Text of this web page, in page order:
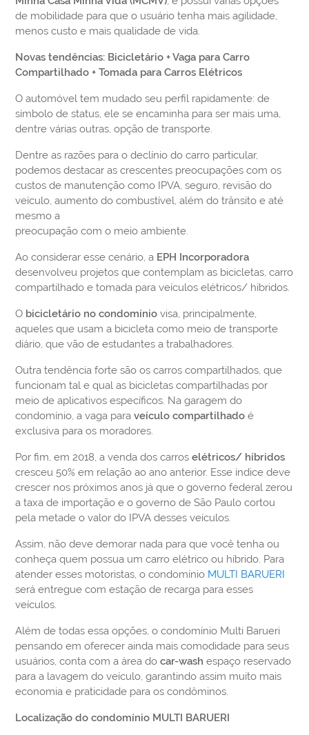
de mobilidade para que o usuário tenha mais agilidade,
menos custo e mais qualidade de vida.
Novas tendências: Bicicletário + Vaga para Carro
Compartilhado + Tomada para Carros Elétricos
O automóvel tem mudado seu perfil rapidamente: de
símbolo de status, ele se encaminha para ser mais uma,
dentre várias outras, opção de transporte.
Dentre as razões para o declínio do carro particular,
podemos destacar as crescentes preocupações com os
custos de manutenção como IPVA, seguro, revisão do
veículo, aumento do combustível, além do trânsito e até
mesmo a
preocupação com o meio ambiente.
Ao considerar esse cenário, a EPH Incorporadora
desenvolveu projetos que contemplam as bicicletas, carro
compartilhado e tomada para veículos elétricos/ híbridos.
O bicicletário no condomínio visa, principalmente,
aqueles que usam a bicicleta como meio de transporte
diário, que vão de estudantes a trabalhadores.
Outra tendência forte são os carros compartilhados, que
funcionam tal e qual as bicicletas compartilhadas por
meio de aplicativos específicos. Na garagem do
condomínio, a vaga paraveículo compartilhado é
exclusiva para os moradores.
Por fim, em 2018, a venda dos carroselétricos/ híbridos
cresceu 50% em relação ao ano anterior. Esse índice deve
crescer nos próximos anos já que o governo federal zerou
a taxa de importação e o governo de São Paulo cortou
pela metade o valor do IPVA desses veículos.
Assim, não deve demorar nada para que você tenha ou
conheça quem possua um carro elétrico ou híbrido. Para
atender esses motoristas, o condomínio MULTI BARUERI
será entregue com estação de recarga para esses
veículos.
Além de todas essa opções, o condomínio Multi Barueri
pensando em oferecer ainda mais comodidade para seus
usuários, conta com a área docar-washespaço reservado
para a lavagem do veículo, garantindo assim muito mais
economia e praticidade para os condôminos.
Localização do condomínio MULTI BARUERI